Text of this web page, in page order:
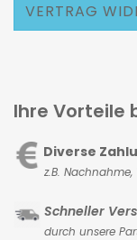
VERTRAG
Ihre Vorteile
Diverse
z.B. Nachnahme,
Schneller
durch unsere